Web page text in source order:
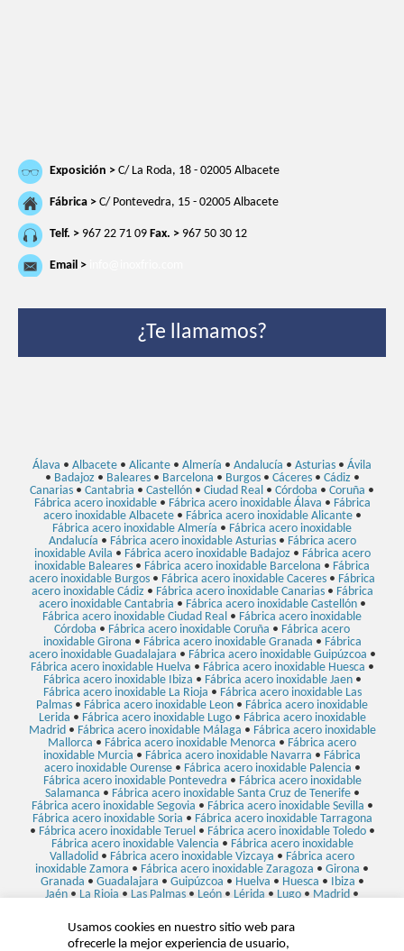
Exposición > C/ La Roda, 18 - 02005 Albacete
Fábrica > C/ Pontevedra, 15 - 02005 Albacete
Telf. > 967 22 71 09 Fax. > 967 50 30 12
Email >
¿Te llamamos?
Álava • Albacete • Alicante • Almería • Andalucía • Asturias • Ávila
• Badajoz • Baleares• Barcelona • Burgos• Cáceres• Cádiz •
Canarias • Cantabria • Castellón • Ciudad Real • Córdoba • Coruña •
Fábrica acero inoxidable• Fábrica acero inoxidable Álava • Fábrica
acero inoxidable Albacete• Fábrica acero inoxidable Alicante•
Fábrica acero inoxidable Almería • Fábrica acero inoxidable
Andalucía • Fábrica acero inoxidable Asturias• Fábrica acero
inoxidable Avila • Fábrica acero inoxidable Badajoz • Fábrica acero
inoxidable Baleares • Fábrica acero inoxidable Barcelona • Fábrica
acero inoxidable Burgos • Fábrica acero inoxidable Caceres • Fábrica
acero inoxidable Cádiz • Fábrica acero inoxidable Canarias• Fábrica
acero inoxidable Cantabria • Fábrica acero inoxidable Castellón•
Fábrica acero inoxidable Ciudad Real • Fábrica acero inoxidable
Córdoba • Fábrica acero inoxidable Coruña • Fábrica acero
inoxidable Girona • Fábrica acero inoxidable Granada • Fábrica
acero inoxidable Guadalajara • Fábrica acero inoxidable Guipúzcoa •
Fábrica acero inoxidable Huelva • Fábrica acero inoxidable Huesca •
Fábrica acero inoxidable Ibiza • Fábrica acero inoxidable Jaen•
Fábrica acero inoxidable La Rioja • Fábrica acero inoxidable Las
Palmas • Fábrica acero inoxidable Leon • Fábrica acero inoxidable
Lerida • Fábrica acero inoxidable Lugo• Fábrica acero inoxidable
Madrid • Fábrica acero inoxidable Málaga • Fábrica acero inoxidable
Mallorca • Fábrica acero inoxidable Menorca • Fábrica acero
inoxidable Murcia • Fábrica acero inoxidable Navarra • Fábrica
acero inoxidable Ourense• Fábrica acero inoxidable Palencia •
Fábrica acero inoxidable Pontevedra • Fábrica acero inoxidable
Salamanca • Fábrica acero inoxidable Santa Cruz de Tenerife•
Fábrica acero inoxidable Segovia • Fábrica acero inoxidable Sevilla •
Fábrica acero inoxidable Soria • Fábrica acero inoxidable Tarragona
• Fábrica acero inoxidable Teruel • Fábrica acero inoxidable Toledo•
Fábrica acero inoxidable Valencia • Fábrica acero inoxidable
Valladolid • Fábrica acero inoxidable Vizcaya • Fábrica acero
inoxidable Zamora • Fábrica acero inoxidable Zaragoza • Girona •
Granada • Guadalajara • Guipúzcoa • Huelva • Huesca • Ibiza •
Jaén • La Rioja • Las Palmas • León • Lérida • Lugo • Madrid •
Ourense Palencia • Pontevedra
Santa Cruz de Tenerife •Segovia• Sevilla•Soria•
Teruel•Toledo •Valencia•Valladolid•Vizcaya
Usamos cookies en nuestro sitio web para
ofrecerle la mejor experiencia de usuario,